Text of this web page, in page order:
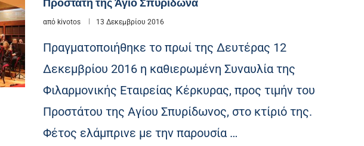
από kivotos 13 Δεκεμβρίου 2016
Πραγματοποιήθηκε το πρωί της Δευτέρας 12
Δεκεμβρίου 2016 η καθιερωμένη Συναυλία της
Φιλαρμονικής Εταιρείας Κέρκυρας, προς τιμήν του
Προστάτου της Αγίου Σπυρίδωνος, στο κτίριό της.
Φέτος ελάμπρινε με την παρουσία …